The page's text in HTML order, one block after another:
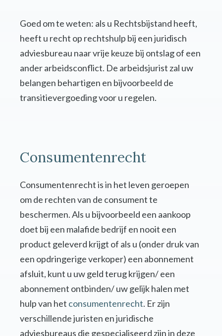
Goed om te weten: als u Rechtsbijstand heeft,
heeft u recht op rechtshulp bij een juridisch
adviesbureau naar vrije keuze bij ontslag of een
ander arbeidsconflict. De arbeidsjurist zal uw
belangen behartigen en bijvoorbeeld de
transitievergoeding voor u regelen.
Consumentenrecht
Consumentenrecht is in het leven geroepen
om de rechten van de consument te
beschermen. Als u bijvoorbeeld een aankoop
doet bij een malafide bedrijf en nooit een
product geleverd krijgt of als u (onder druk van
een opdringerige verkoper) een abonnement
afsluit, kunt u uw geld terug krijgen/ een
abonnement ontbinden/ uw gelijk halen met
hulp van het consumentenrecht. Er zijn
verschillende juristen en juridische
adviesbureaus die gespecialiseerd zijn in deze